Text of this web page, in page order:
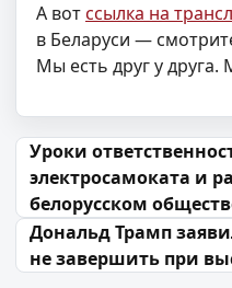
А вотссылка на
в Беларуси —
Мы есть друг у
Навігацыя па
Уроки
электросамоката и
белорусском
Дональд Трамп
не завершить при